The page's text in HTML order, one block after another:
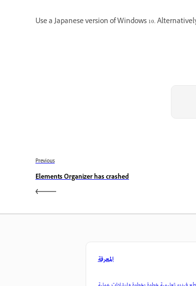
Use a Japanese version of Windows 10.
Previous
Elements Organizer has crashed
المعرفة